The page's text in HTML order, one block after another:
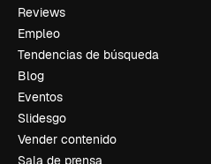
Reviews
Empleo
Tendencias de búsqueda
Blog
Eventos
Slidesgo
Vender contenido
Sala de prensa